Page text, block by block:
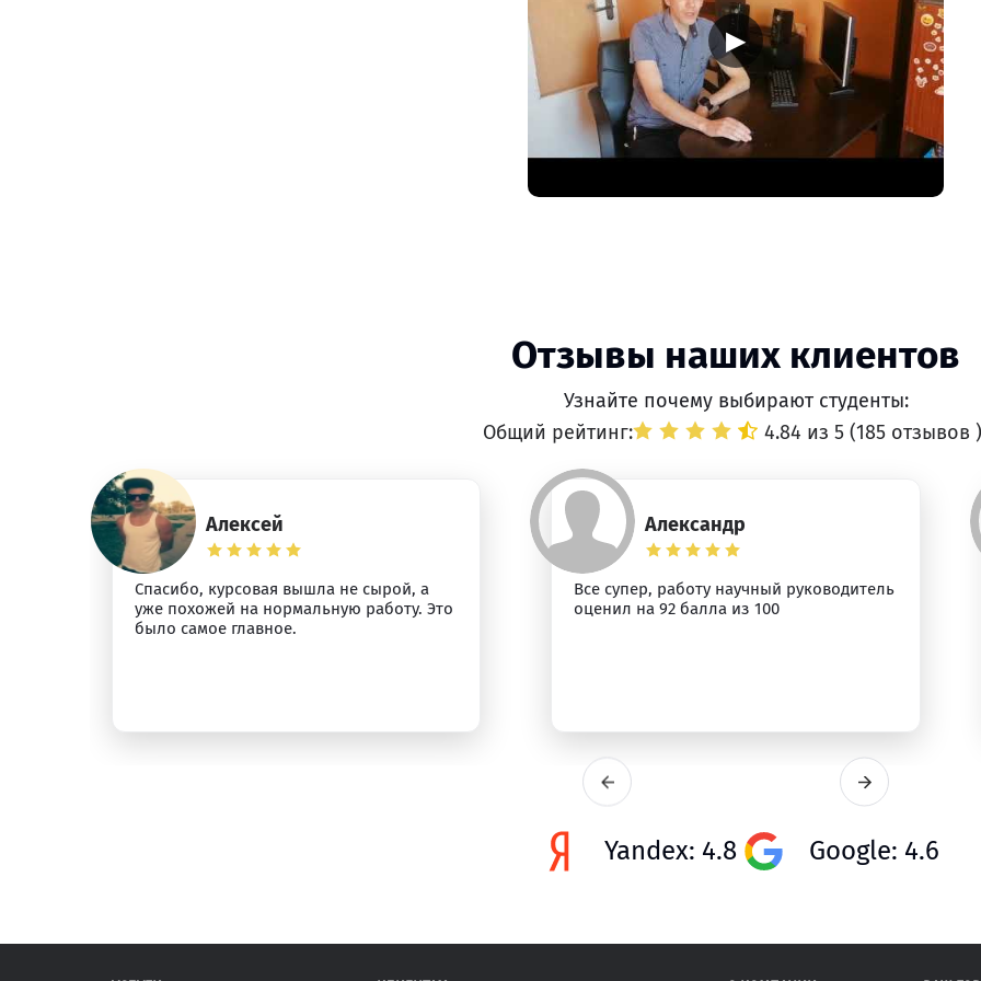
▶
Отзывы наших клиентов
Узнайте почему выбирают студенты:
Общий рейтинг:
4.84 из 5 (185 отзывов )
Алексей
Спасибо, курсовая вышла не сырой, а
уже похожей на нормальную работу. Это
было самое главное.
Александр
Все супер, работу научный руководитель
оценил на 92 балла из 100
Yandex: 4.8 Google: 4.6